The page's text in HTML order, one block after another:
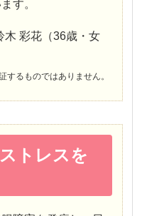
す。
彩花（36歳・女
るものではありません。
トレスを